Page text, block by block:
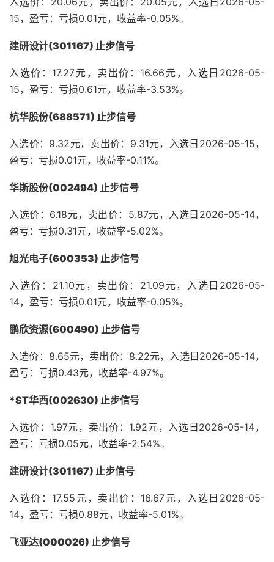
15，盈亏：亏损0.01元，收益率-0.05%。
建研设计(301167) 止步信号
入选价：17.27元，卖出价：16.66元，入选日2026-05-
15，盈亏：亏损0.61元，收益率-3.53%。
杭华股份(688571) 止步信号
入选价：9.32元，卖出价：9.31元，入选日2026-05-15，
盈亏：亏损0.01元，收益率-0.11%。
华斯股份(002494) 止步信号
入选价：6.18元，卖出价：5.87元，入选日2026-05-14，
盈亏：亏损0.31元，收益率-5.02%。
旭光电子(600353) 止步信号
入选价：21.10元，卖出价：21.09元，入选日2026-05-
14，盈亏：亏损0.01元，收益率-0.05%。
鹏欣资源(600490) 止步信号
入选价：8.65元，卖出价：8.22元，入选日2026-05-14，
盈亏：亏损0.43元，收益率-4.97%。
*ST华西(002630) 止步信号
入选价：1.97元，卖出价：1.92元，入选日2026-05-14，
盈亏：亏损0.05元，收益率-2.54%。
建研设计(301167) 止步信号
入选价：17.55元，卖出价：16.67元，入选日2026-05-
14，盈亏：亏损0.88元，收益率-5.01%。
飞亚达(000026) 止步信号